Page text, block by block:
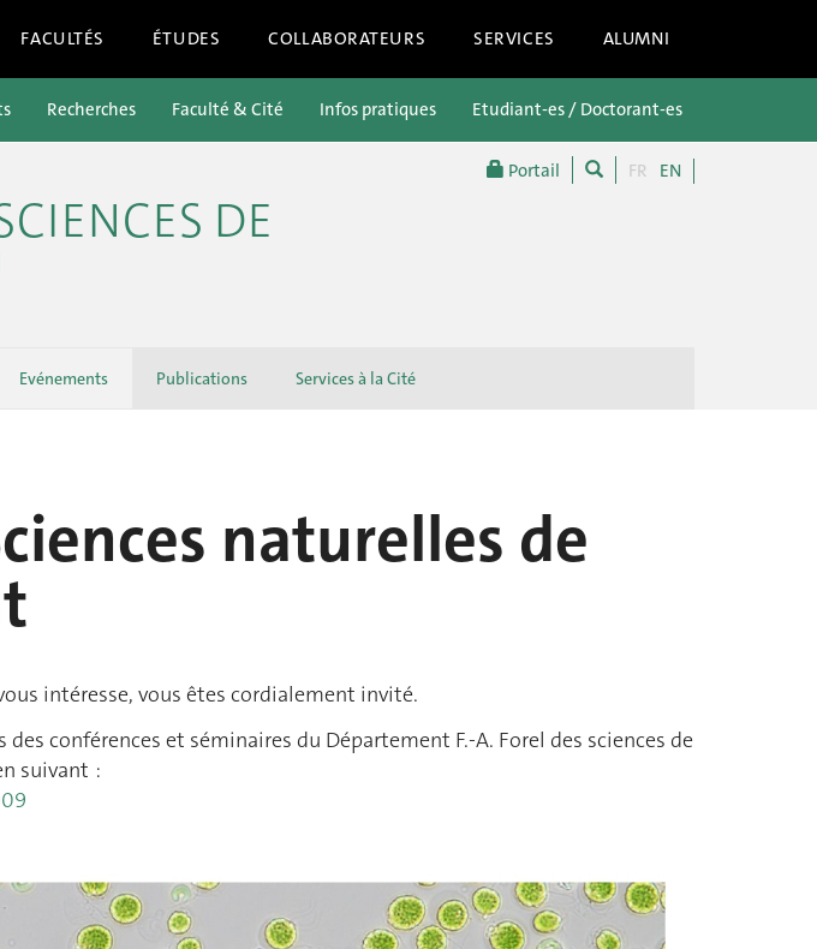
FACULTÉS ÉTUDES COLLABORATEURS SERVICES ALUMNI
Portail FR EN
Recherches Faculté & Cité Infos pratiques Etudiant-es / Doctorant-es
DE
Evénements Publications Services à la Cité
naturelles de
intéresse, vous êtes cordialement invité.
conférences et séminaires du Département F.-A. Forel des sciences de
suivant :